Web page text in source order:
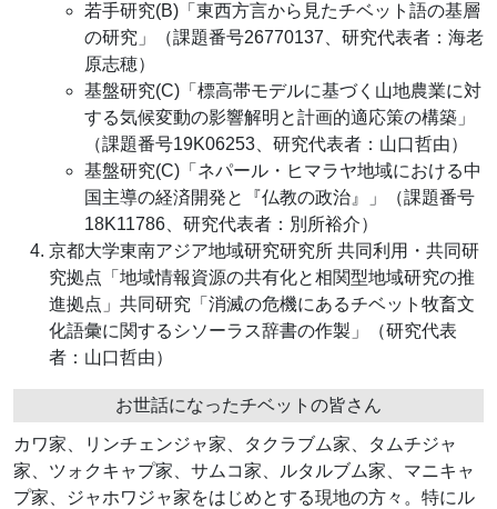
若手研究(B)「東西方言から見たチベット語の基層
の研究」（課題番号26770137、研究代表者：海老
原志穂）
基盤研究(C)「標高帯モデルに基づく山地農業に対
する気候変動の影響解明と計画的適応策の構築」
（課題番号19K06253、研究代表者：山口哲由）
基盤研究(C)「ネパール・ヒマラヤ地域における中
国主導の経済開発と『仏教の政治』」（課題番号
18K11786、研究代表者：別所裕介）
京都大学東南アジア地域研究研究所 共同利用・共同研
究拠点「地域情報資源の共有化と相関型地域研究の推
進拠点」共同研究「消滅の危機にあるチベット牧畜文
化語彙に関するシソーラス辞書の作製」（研究代表
者：山口哲由）
お世話になったチベットの皆さん
カワ家、リンチェンジャ家、タクラブム家、タムチジャ
家、ツォクキャプ家、サムコ家、ルタルブム家、マニキャ
プ家、ジャホワジャ家をはじめとする現地の方々。特にル